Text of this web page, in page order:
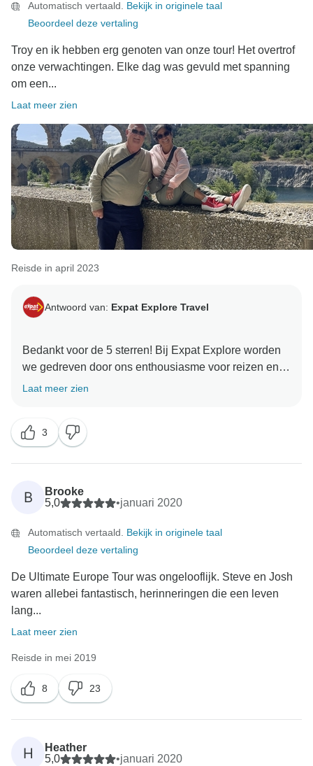
Automatisch vertaald. Bekijk in originele taal
Beoordeel deze vertaling
Troy en ik hebben erg genoten van onze tour! Het overtrof
onze verwachtingen. Elke dag was gevuld met spanning
om een...
Laat meer zien
Reisde in april 2023
Antwoord van: Expat Explore Travel
Bedankt voor de 5 sterren! Bij Expat Explore worden
we gedreven door ons enthousiasme voor reizen en
avontuur, en we doen er alles aan om
met als doel elke reiziger op een betaalbare manier
heel Europa te laten ontdekken. We zijn verheugd dat
je een immense waarde hebt gevonden in je reis en
kijken er naar uit om je terug te verwelkomen voor je
volgende avontuur met Expat Explore!
Laat meer zien
3
B
Brooke
5,0
•januari 2020
Automatisch vertaald. Bekijk in originele taal
Beoordeel deze vertaling
De Ultimate Europe Tour was ongelooflijk. Steve en Josh
waren allebei fantastisch, herinneringen die een leven
lang...
Laat meer zien
Reisde in mei 2019
8 23
H
Heather
5,0
•januari 2020